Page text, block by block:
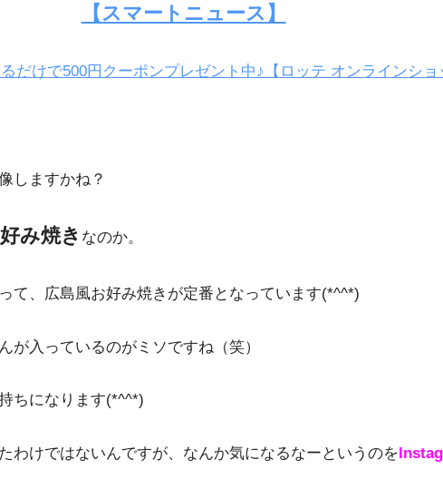
【スマートニュース】
だけで500円クーポンプレゼント中♪【ロッテ オンラインショ
しますかね？
み焼き なのか。
て、広島風お好み焼きが定番となっています(*^^*)
が入っているのがミソですね（笑）
ちになります(*^^*)
わけではないんですが、なんか気になるなーというのを